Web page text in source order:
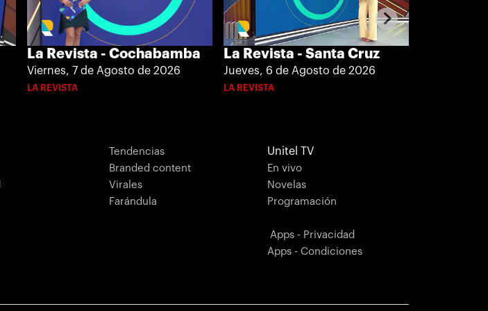
La Revista - Cochabamba
Viernes, 7 de Agosto de 2026
LA REVISTA
La Revista - Santa Cruz
Jueves, 6 de Agosto de 2026
LA REVISTA
Tendencias
Branded content
Virales
Farándula
Unitel TV
En vivo
Novelas
Programación
Apps - Privacidad
Apps - Condiciones